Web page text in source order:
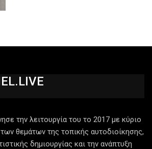
την λειτουργία του το 2017 με κύριο
θεμάτων της τοπικής αυτοδιοίκησης,
δημιουργίας και την ανάπτυξη